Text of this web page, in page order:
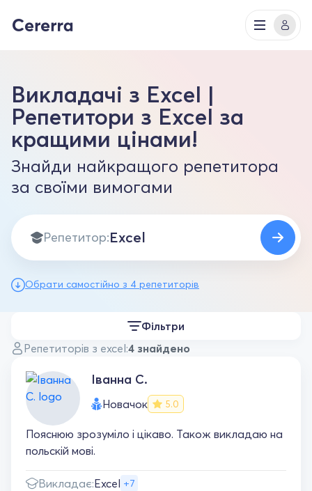
Викладачі з Excel |
Репетитори з Excel за
кращими цінами!
Знайди найкращого репетитора
за своїми вимогами
Репетитор:
Обрати самостійно з 4 репетиторів
Репетиторів з excel:4 знайдено
Фільтри
Іванна С.
Новачок 5.0
Пояснюю зрозуміло і цікаво. Також викладаю на
польскій мові.
Викладає:Excel +7